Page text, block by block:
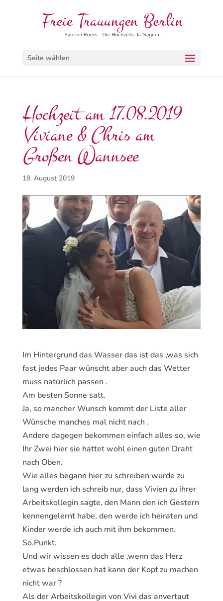
Seite wählen
Hochzeit am 17.08.2019
Viviane & Chris am
Großen Wannsee
18. August 2019
Im Hintergrund das Wasser das ist das ,was sich
fast jedes Paar wünscht aber auch das Wetter
muss natürlich passen .
Am besten Sonne satt.
Ja, so mancher Wunsch kommt der Liste aller
Wünsche manches mal nicht nach .
Andere dagegen bekommen einfach alles so, wie
Ihr Zwei hier sie hattet wohl einen guten Draht
nach Oben.
Wie alles begann hier zu schreiben würde zu
lang werden ich schreib nur, dass Vivien zu ihrer
Arbeitskollegin sagte, den Mann den ich Gestern
kennengelernt habe, den werde ich heiraten und
Kinder werde ich auch mit ihm bekommen.
So.Punkt.
Und wir wissen es doch alle ,wenn das Herz
etwas beschlossen hat kann der Kopf zu machen
nicht war ?
Als der Arbeitskollegin von Vivi das anvertaut